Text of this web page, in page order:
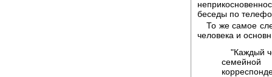
беседы по
То же самое
человека и
"Каждый